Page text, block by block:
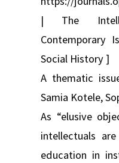
| The
Contemporary
Social History ]
A thematic
Samia Kotele,
As “elusive
intellectuals
education in